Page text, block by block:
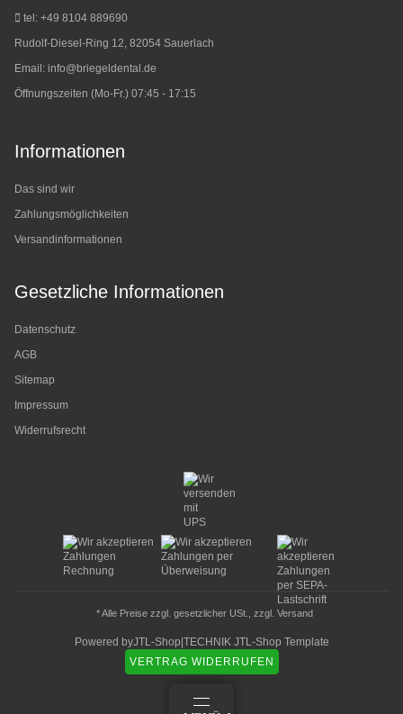
tel: +49 8104 889690
Rudolf-Diesel-Ring 12, 82054 Sauerlach
Email: info@briegeldental.de
Öffnungszeiten (Mo-Fr.) 07:45 - 17:15
Informationen
Das sind wir
Zahlungsmöglichkeiten
Versandinformationen
Gesetzliche Informationen
Datenschutz
AGB
Sitemap
Impressum
Widerrufsrecht
* Alle Preise zzgl. gesetzlicher USt., zzgl. Versand
Powered byJTL-Shop TECHNIK JTL-Shop Template
VERTRAG WIDERRUFEN